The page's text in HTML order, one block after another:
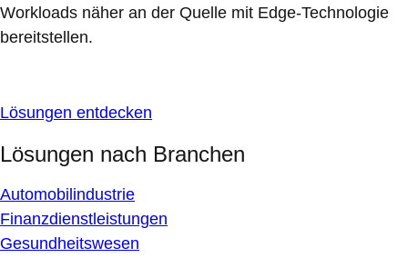
Workloads näher an der Quelle mit Edge-Technologie
bereitstellen.
Lösungen entdecken
Lösungen nach Branchen
Automobilindustrie
Finanzdienstleistungen
Gesundheitswesen